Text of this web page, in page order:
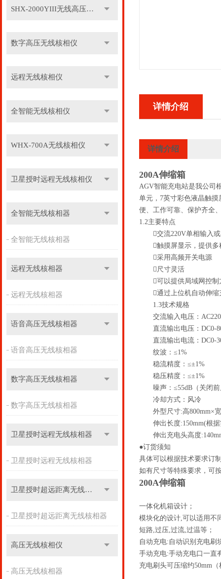
SHX-2000YIII无线高压核相仪
数字高压无线核相仪
远程无线核相仪
全智能无线核相仪
WHX-700A无线核相仪
卫星授时远程无线核相仪
全智能无线核相器
全智能无线核相器
远程无线核相器
远程无线核相器
语音高压无线核相器
语音高压无线核相器
数字高压无线核相器
数字高压无线核相器
卫星授时远程无线核相器
卫星授时远程无线核相器
卫星授时超远距离无线核相器
卫星授时超远距离无线核相器
高压无线核相仪
高压无线核相器
详情介绍
详情介绍
200A伸缩箱
AGV智能充电站是我公司
单元，7英寸彩色液晶触
便、工作可靠、保护齐全
1.2主要特点
交流220V单相输入或
触摸屏显示，提供多种
采用高频开关电源
尺寸灵活
可以提供局域网控制
通过上位机自动伸缩
1.3技术规格
交流输入电压：
直流输出电压：DC0-
直流输出电流：DC0-
纹波：≤1%
稳流精度：≤±1%
稳压精度：≤±1%
噪声：≤55dB（关闭前
冷却方式：风冷
外型尺寸:高800mm×宽
伸出长度:150mm(根据
伸出充电头高度
●订货须知
具体可以根据技术要求订
如有尺寸等特殊要求，可
200A伸缩箱
一体化机箱设计；
模块化的设计,可以适用不
短路,过压,过流,过温等 ；
自动充电:自动识别充电刷
手动充电:手动充电口一直
充电刷头可压缩约50mm （